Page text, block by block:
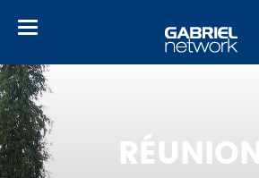
Toggle